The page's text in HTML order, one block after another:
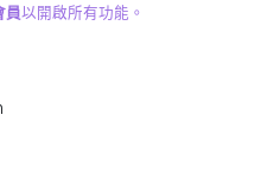
員以開啟所有功能。